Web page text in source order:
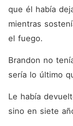
que él había
mientras
el fuego.
Brandon no
sería lo último
Le había
sino en siete